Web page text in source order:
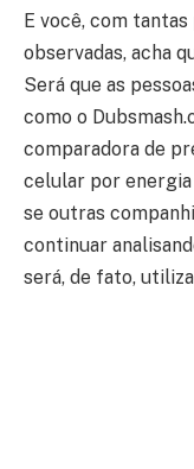
E você, com
observadas, acha
Será que as
como o
comparadora de
celular por
se outras
continuar
será, de fato,